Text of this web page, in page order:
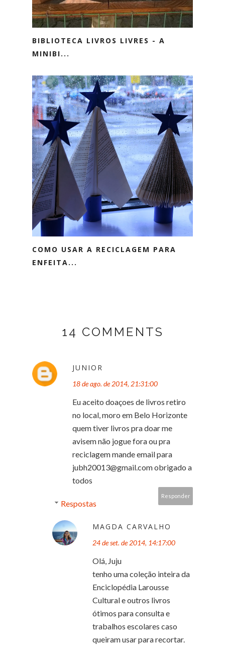
BIBLIOTECA LIVROS LIVRES - A
MINIBI...
COMO USAR A RECICLAGEM PARA
ENFEITA...
14 COMMENTS
JUNIOR
18 de ago. de 2014, 21:31:00
Eu aceito doaçoes de livros retiro
no local, moro em Belo Horizonte
quem tiver livros pra doar me
avisem não jogue fora ou pra
reciclagem mande email para
jubh20013@gmail.com obrigado a
todos
Responder
Respostas
MAGDA CARVALHO
24 de set. de 2014, 14:17:00
Olá, Juju
tenho uma coleção inteira da
Enciclopédia Larousse
Cultural e outros livros
ótimos para consulta e
trabalhos escolares caso
queiram usar para recortar.